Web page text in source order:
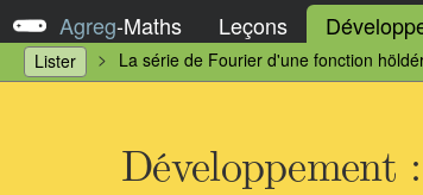
Agreg-Maths Leçons
Lister La série de Fourier d'une fonction
Développement